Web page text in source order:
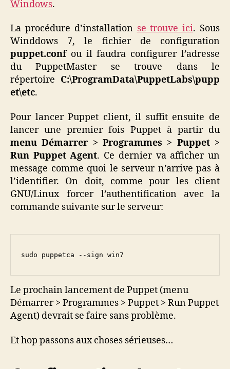
Windows.
La procédure d’installation se trouve ici. Sous
Winddows 7, le fichier de configuration
puppet.confou il faudra configurer l’adresse
du PuppetMaster se trouve dans le
répertoire C:\ProgramData\PuppetLabs\pupp
et\etc.
Pour lancer Puppet client, il suffit ensuite de
lancer une premier fois Puppet à partir du
menu Démarrer > Programmes > Puppet >
Run Puppet Agent. Ce dernier va afficher un
message comme quoi le serveur n’arrive pas à
l’identifier. On doit, comme pour les client
GNU/Linux forcer l’authentification avec la
commande suivante sur le serveur:
sudo puppetca --sign win7
Le prochain lancement de Puppet (menu
Démarrer > Programmes > Puppet > Run Puppet
Agent) devrait se faire sans problème.
Et hop passons aux choses sérieuses…